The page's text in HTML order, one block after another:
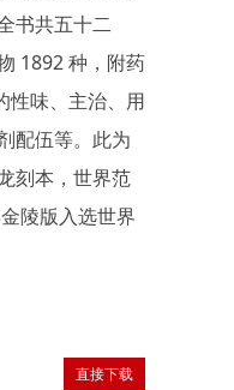
书共五十二
1892 种，附药
性味、主治、用
配伍等。此为
刻本，世界范
陵版入选世界
直接下载